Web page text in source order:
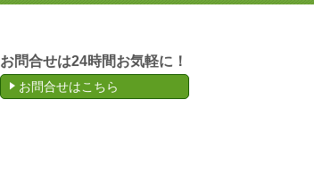
お問合せは24時間お気軽に！
お問合せはこちら